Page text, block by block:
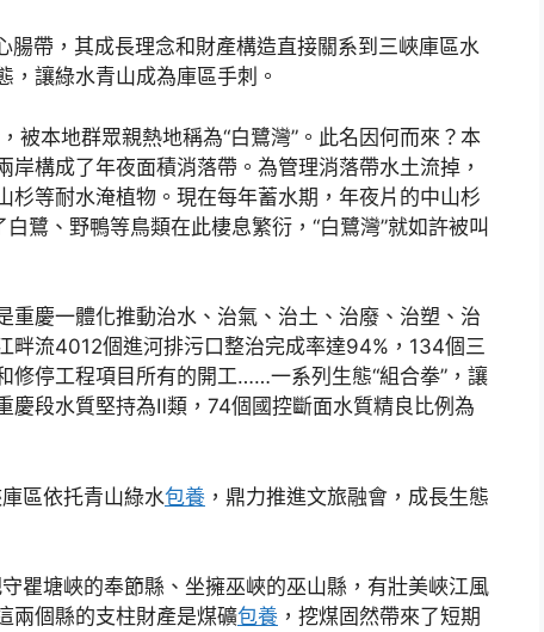
腸帶，其成長理念和財產構造直接關系到三峽庫區水
，讓綠水青山成為庫區手刺。
被本地群眾親熱地稱為“白鷺灣”。此名因何而來？本
構成了年夜面積消落帶。為管理消落帶水土流掉，
杉等耐水淹植物。現在每年蓄水期，年夜片的中山杉
鷺、野鴨等鳥類在此棲息繁衍，“白鷺灣”就如許被叫
重慶一體化推動治水、治氣、治土、治廢、治塑、治
畔流4012個進河排污口整治完成率達94%，134個三
修停工程項目所有的開工……一系列生態“組合拳”，讓
慶段水質堅持為Ⅱ類，74個國控斷面水質精良比例為
區依托青山綠水包養 ，鼎力推進文旅融會，成長生態
守瞿塘峽的奉節縣、坐擁巫峽的巫山縣，有壯美峽江風
兩個縣的支柱財產是煤礦包養 ，挖煤固然帶來了短期